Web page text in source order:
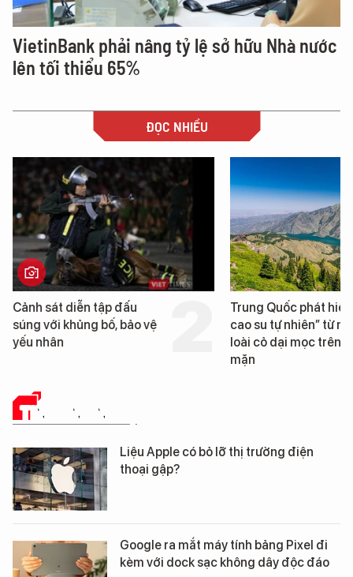
VietinBank phải nâng tỷ lệ sở hữu Nhà nước
lên tối thiểu 65%
ĐỌC NHIỀU
Trung Quốc phát hiện “mỏ
cao su tự nhiên” từ một
loài cỏ dại mọc trên đất
Loạt dự án bất động
Đà Nẵng sắp bị kiểm
TIN CÔNG NGHỆ
Liệu Apple có bỏ lỡ thị trường điện
thoại gập?
Google ra mắt máy tính bảng Pixel đi
kèm với dock sạc không dây độc đáo